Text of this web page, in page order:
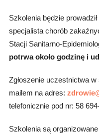
Szkolenia będzie
specjalista chorób
Stacji Sanitarno-
potrwa około godzinę i
Zgłoszenie uczestnictwa
mailem na adres:
telefonicznie pod nr: 58
Szkolenia są